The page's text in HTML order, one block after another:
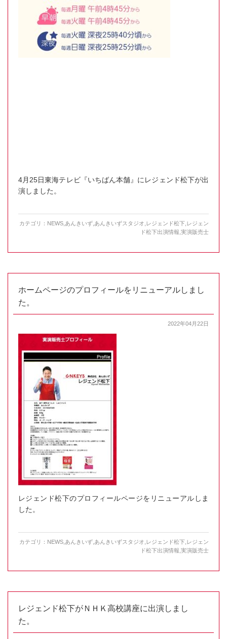
4月25日東海テレビ『いちばん本舗』にレジェンド松下が出
演しました。
カテゴリ： NEWS あんきいず あんきいずスタジオ レジェンド松下 レジェン
ド松下出演情報 実演販売士
ホームページのプロフィールをリニューアルしまし
た。
2022年04月22日
レジェンド松下のプロフィールページをリニューアルしま
した。
カテゴリ： NEWS あんきいず あんきいずスタジオ レジェンド松下 レジェン
ド松下出演情報 実演販売士
レジェンド松下がＮＨＫ高校講座に出演しまし
た。